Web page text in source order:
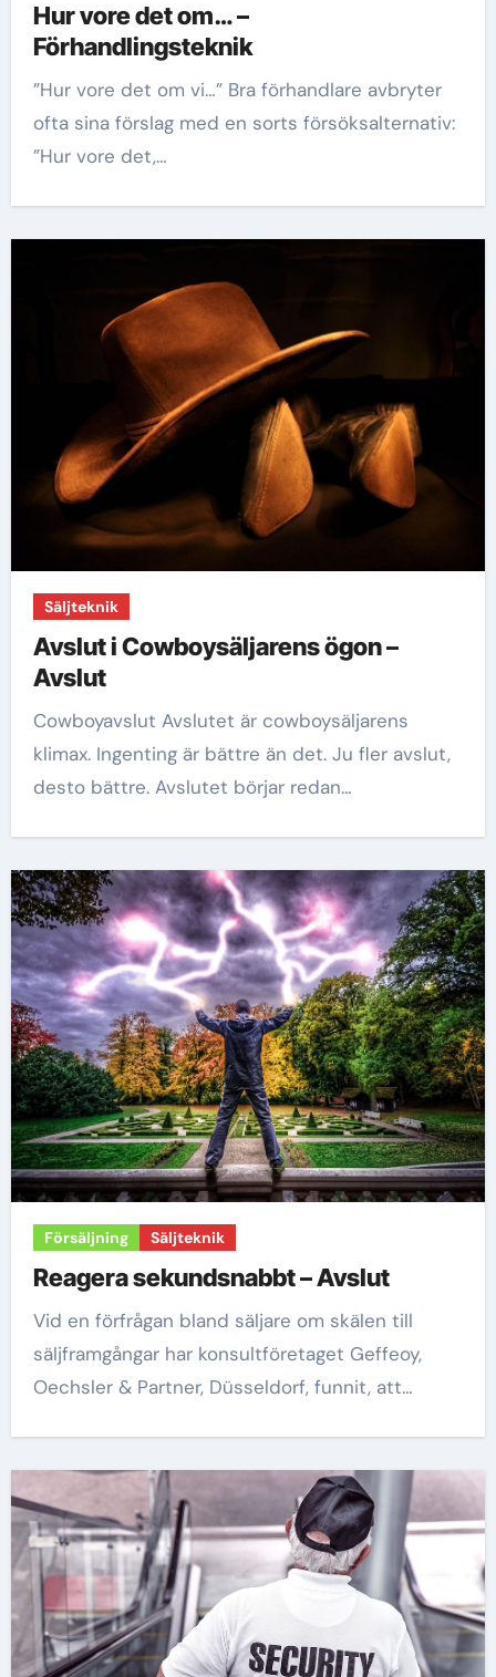
Hur vore det om… –
Förhandlingsteknik
”Hur vore det om vi…” Bra förhandlare avbryter
ofta sina förslag med en sorts försöksalternativ:
”Hur vore det,…
Säljteknik
Avslut i Cowboysäljarens ögon –
Avslut
Cowboyavslut Avslutet är cowboysäljarens
klimax. Ingenting är bättre än det. Ju fler avslut,
desto bättre. Avslutet börjar redan…
Försäljning Säljteknik
Reagera sekundsnabbt – Avslut
Vid en förfrågan bland säljare om skälen till
säljframgångar har konsultföretaget Geffeoy,
Oechsler & Partner, Düsseldorf, funnit, att…